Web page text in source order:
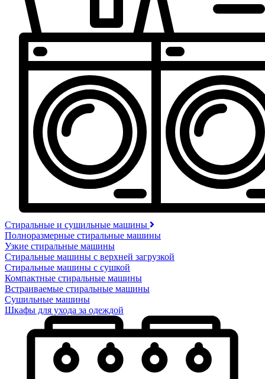
Стиральные и сушильные машины
Полноразмерные стиральные машины
Узкие стиральные машины
Стиральные машины с верхней загрузкой
Стиральные машины с сушкой
Компактные стиральные машины
Встраиваемые стиральные машины
Сушильные машины
Шкафы для ухода за одеждой